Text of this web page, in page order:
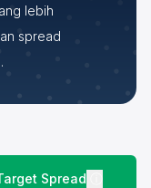
lebih
spread
Spread